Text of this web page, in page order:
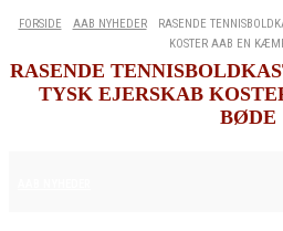
FORSIDE AAB NYHEDER
RASENDE
KOSTER AAB EN
RASENDE
TYSK EJERSKAB
BØDE